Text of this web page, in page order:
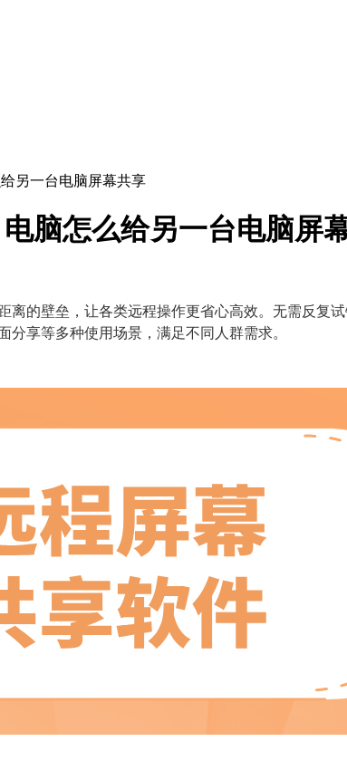
另一台电脑屏幕共享
脑怎么给另一台电脑屏
离的壁垒，让各类远程操作更省心高效。无需反复
享等多种使用场景，满足不同人群需求。